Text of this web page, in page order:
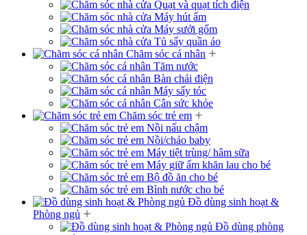
Quạt và quạt tích điện
Máy hút ẩm
Máy sưởi gốm
Tủ sấy quần áo
Chăm sóc cá nhân
Tăm nước
Bàn chải điện
Máy sấy tóc
Cân sức khỏe
Chăm sóc trẻ em
Nồi nấu chậm
Nồi/chảo baby
Máy tiệt trùng/ hâm sữa
Máy giữ ấm khăn lau cho bé
Bộ đồ ăn cho bé
Bình nước cho bé
Đồ dùng sinh hoạt &
Phòng ngủ
Đồ dùng phòng